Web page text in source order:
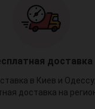
доставка
в Киев и
доставка на